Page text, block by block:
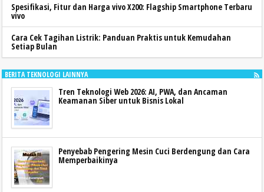
Spesifikasi, Fitur dan Harga vivo X200: Flagship Smartphone Terbaru
vivo
Cara Cek Tagihan Listrik: Panduan Praktis untuk Kemudahan
Setiap Bulan
BERITA TEKNOLOGI LAINNYA
Tren Teknologi Web 2026: AI, PWA, dan Ancaman
Keamanan Siber untuk Bisnis Lokal
Penyebab Pengering Mesin Cuci Berdengung dan Cara
Memperbaikinya